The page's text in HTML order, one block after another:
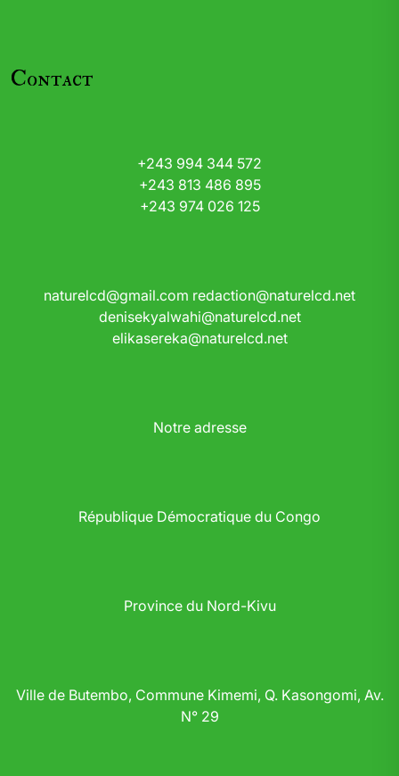
Contact
+243 994 344 572
+243 813 486 895
+243 974 026 125
naturelcd@gmail.com redaction@naturelcd.net
denisekyalwahi@naturelcd.net
elikasereka@naturelcd.net
Notre adresse
République Démocratique du Congo
Province du Nord-Kivu
Ville de Butembo, Commune Kimemi, Q. Kasongomi, Av.
N° 29